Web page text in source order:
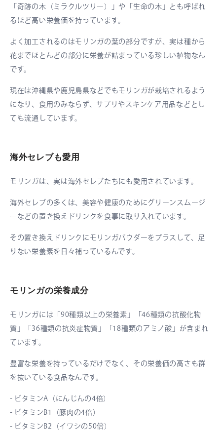
「奇跡の木（ミラクルツリー）」や「生命の木」とも呼ばれ
るほど高い栄養価を持っています。
よく加工されるのはモリンガの葉の部分ですが、実は種から
花までほとんどの部分に栄養が詰まっている珍しい植物なん
です。
現在は沖縄県や鹿児島県などでもモリンガが栽培されるよう
になり、食用のみならず、サプリやスキンケア用品などとし
ても流通しています。
海外セレブも愛用
モリンガは、実は海外セレブたちにも愛用されています。
海外セレブの多くは、美容や健康のためにグリーンスムージ
ーなどの置き換えドリンクを食事に取り入れています。
その置き換えドリンクにモリンガパウダーをプラスして、足
りない栄養素を日々補っているんです。
モリンガの栄養成分
モリンガには「90種類以上の栄養素」「46種類の抗酸化物
質」「36種類の抗炎症物質」「18種類のアミノ酸」が含まれ
ています。
豊富な栄養を持っているだけでなく、その栄養価の高さも群
を抜いている食品なんです。
- ビタミンA（にんじんの4倍）
- ビタミンB1（豚肉の4倍）
- ビタミンB2（イワシの50倍）